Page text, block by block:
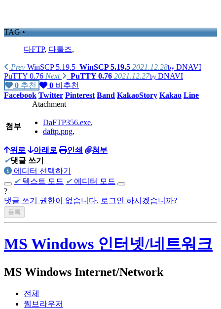
TAG •
다FTP, 다툴즈,
Prev WinSCP 5.19.5 WinSCP 5.19.5 2021.12.28by DNAVI
PuTTY 0.76 Next PuTTY 0.76 2021.12.27by DNAVI
0 추천 0 비추천
Facebook Twitter Pinterest Band KakaoStory Kakao Line
Atachment
첨부 DaFTP356.exe,
daftp.png,
위로 아래로 인쇄
첨부
✔댓글 쓰기
에디터 선택하기
✔ 텍스트 모드 ✔ 에디터 모드
?
댓글 쓰기 권한이 없습니다. 로그인 하시겠습니까?
MS Windows 인터넷/네트워크
MS Windows Internet/Network
전체
웹브라우저